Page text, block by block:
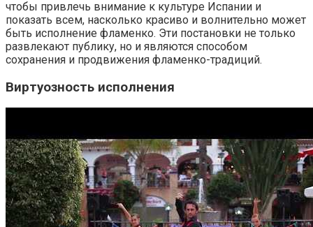
чтобы привлечь внимание к культуре Испании и
показать всем, насколько красиво и волнительно может
быть исполнение фламенко. Эти постановки не только
развлекают публику, но и являются способом
сохранения и продвижения фламенко-традиций.
Виртуозность исполнения